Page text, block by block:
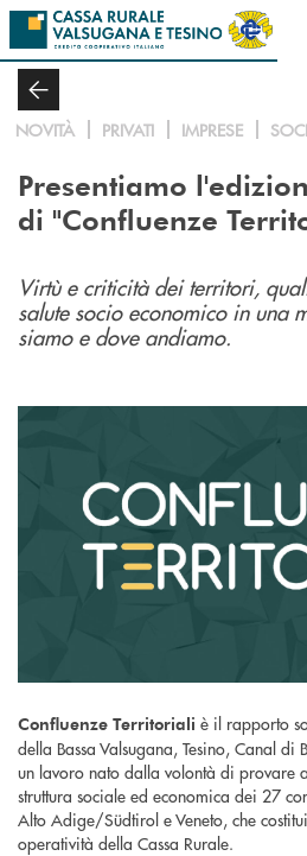
Salta al contenuto principale
NOVITÀ PRIVATI IMPRESE SOCI
Presentiamo
di "Confluenze
Virtù e criticità dei territori,
salute socio economico in una
siamo e dove andiamo.
Confluenze Territoriali è il rapporto
della Bassa Valsugana, Tesino, Canal di
un lavoro nato dalla volontà di provare
struttura sociale ed economica dei 27
Alto Adige/Südtirol e Veneto, che
operatività della Cassa Rurale.